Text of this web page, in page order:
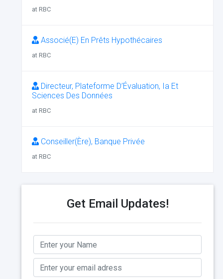
at RBC
Associé(E) En Prêts Hypothécaires
at RBC
Directeur, Plateforme D’Évaluation, Ia Et
Sciences Des Données
at RBC
Conseiller(Ère), Banque Privée
at RBC
Get Email Updates!